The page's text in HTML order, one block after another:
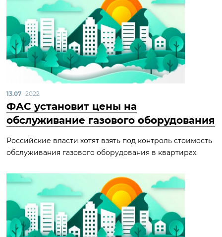
13.07 2022
ФАС установит цены на
обслуживание газового оборудования
Российские власти хотят взять под контроль стоимость
обслуживания газового оборудования в квартирах.